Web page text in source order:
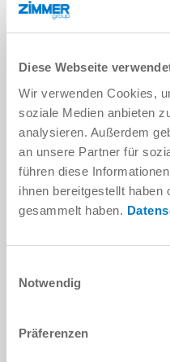
Diese Webseite
Wir verwenden Cookies,
soziale Medien anbieten
analysieren. Außerdem
an unsere Partner für
führen diese
ihnen bereitgestellt
gesammelt haben.
Notwendig
Präferenzen
PDF-